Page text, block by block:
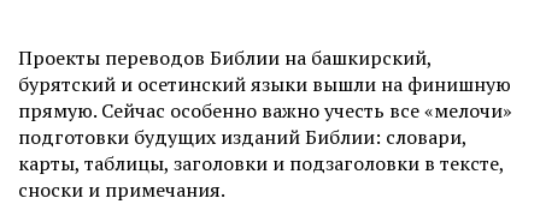
Проекты переводов Библии на башкирский,
бурятский и осетинский языки вышли на финишную
прямую. Сейчас особенно важно учесть все «мелочи»
подготовки будущих изданий Библии: словари,
карты, таблицы, заголовки и подзаголовки в тексте,
сноски и примечания.